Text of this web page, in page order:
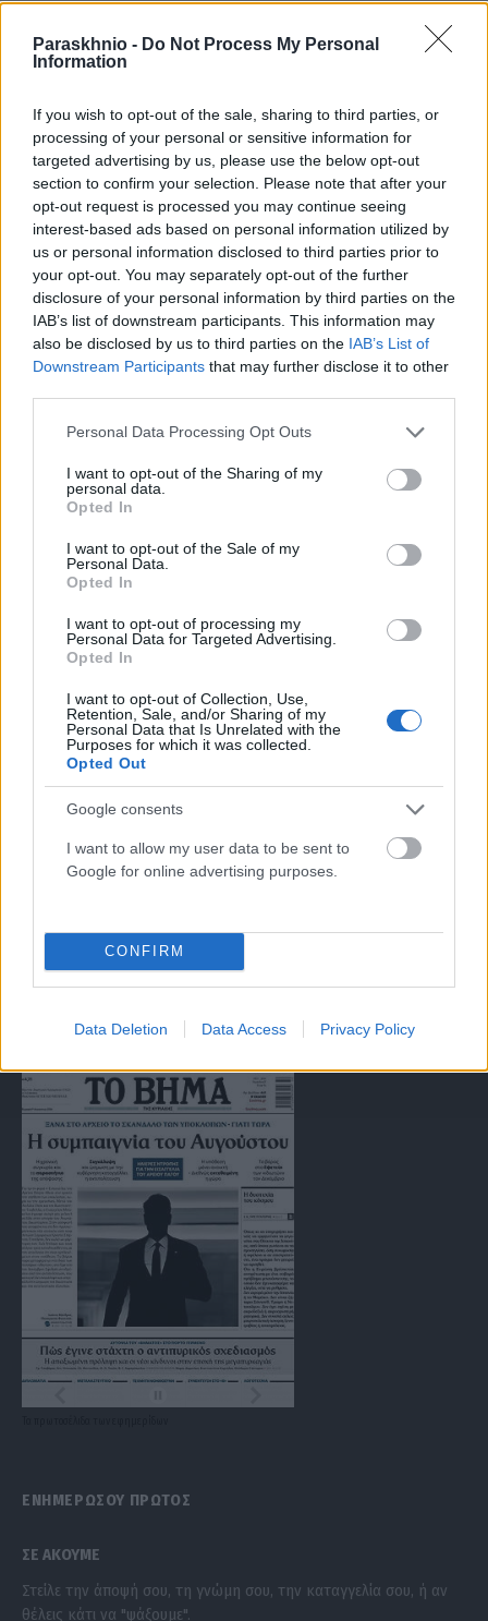
Paraskhnio - Do Not Process My Personal
Information
If you wish to opt-out of the sale, sharing to third parties, or
processing of your personal or sensitive information for
targeted advertising by us, please use the below opt-out
section to confirm your selection. Please note that after your
opt-out request is processed you may continue seeing
interest-based ads based on personal information utilized by
us or personal information disclosed to third parties prior to
your opt-out. You may separately opt-out of the further
disclosure of your personal information by third parties on the
IAB’s list of downstream participants. This information may
also be disclosed by us to third parties on the IAB’s List of
Downstream Participants that may further disclose it to other
Please note that this website/app uses one or more Google
not limited to your visit or usage behaviour. You may click to
grant or deny consent to Google and its third-party tags to
use your data for below specified purposes in below Google
consent section.
Personal Data Processing Opt Outs
I want to opt-out of the Sharing of my
personal data.
Opted In
I want to opt-out of the Sale of my
Personal Data.
Opted In
I want to opt-out of processing my
Personal Data for Targeted Advertising.
Opted In
I want to opt-out of Collection, Use,
Retention, Sale, and/or Sharing of my
Personal Data that Is Unrelated with the
Purposes for which it was collected.
Opted Out
Google consents
I want to allow my user data to be sent to
Google for online advertising purposes.
CONFIRM
Data Deletion Data Access Privacy Policy
ΣΧΕΤΙΚΑ ΜΕ ΕΜΑΣ
Η εταιρεία με την επωνυμία “POLITICAL MEDIA GROUP A.E.” και κατ’
επέκταση η ιστοσελίδα που κατέχει αυτή “www.paraskhnio.gr”
συμμορφώνονται με τη Σύσταση (ΕΕ) 2018/334 της Επιτροπής της 1ης
Μαρτίου 2018 σχετικά με τα μέτρα για την αποτελεσματική
αντιμετώπιση του παράνομου περιεχομένου στο διαδίκτυο (L 63).
Μοναδικός αριθμός Μ.Η.Τ. 262047
press@paraskhnio.gr
ΤΑ ΠΡΩΤΟΣΕΛΙΔΑ ΣΗΜΕΡΑ
ΕΝΗΜΕΡΩΣΟΥ ΠΡΩΤΟΣ
ΣΕ ΑΚΟΥΜΕ
Στείλε την άποψή σου, τη γνώμη σου, την καταγγελία σου, ή αν
θέλεις κάτι να "ψάξουμε".